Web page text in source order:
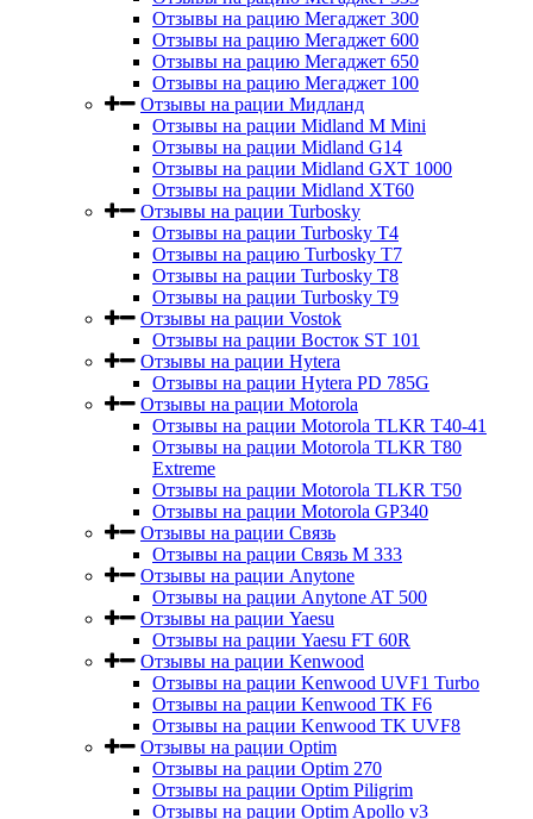
Отзывы на рацию Мегаджет 300
Отзывы на рацию Мегаджет 600
Отзывы на рацию Мегаджет 650
Отзывы на рацию Мегаджет 100
Отзывы на рации Мидланд
Отзывы на рации Midland M Mini
Отзывы на рации Midland G14
Отзывы на рации Midland GXT 1000
Отзывы на рации Midland XT60
Отзывы на рации Turbosky
Отзывы на рации Turbosky T4
Отзывы на рацию Turbosky T7
Отзывы на рации Turbosky T8
Отзывы на рации Turbosky T9
Отзывы на рации Vostok
Отзывы на рации Восток ST 101
Отзывы на рации Hytera
Отзывы на рации Hytera PD 785G
Отзывы на рации Motorola
Отзывы на рации Motorola TLKR T40-41
Отзывы на рации Motorola TLKR T80
Extreme
Отзывы на рации Motorola TLKR T50
Отзывы на рации Motorola GP340
Отзывы на рации Связь
Отзывы на рации Связь М 333
Отзывы на рации Anytone
Отзывы на рации Anytone AT 500
Отзывы на рации Yaesu
Отзывы на рации Yaesu FT 60R
Отзывы на рации Kenwood
Отзывы на рации Kenwood UVF1 Turbo
Отзывы на рации Kenwood TK F6
Отзывы на рации Kenwood TK UVF8
Отзывы на рации Optim
Отзывы на рации Optim 270
Отзывы на рации Optim Piligrim
Отзывы на рации Optim Apollo v3